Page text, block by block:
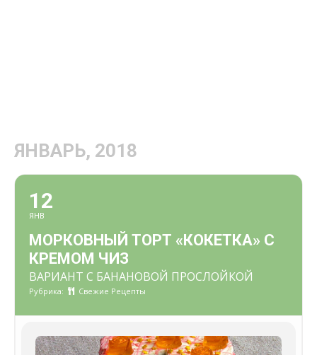
ЯНВАРЬ, 2018
12
ЯНВ
МОРКОВНЫЙ ТОРТ «КОКЕТКА» С
КРЕМОМ ЧИЗ
ВАРИАНТ С БАНАНОВОЙ ПРОСЛОЙКОЙ
Рубрика: Свежие Рецепты